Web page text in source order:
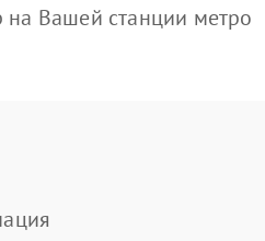
Вашей станции метро